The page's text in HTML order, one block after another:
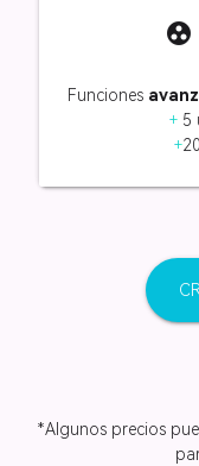
group_work
Funciones
+ 5
+
*Algunos precios